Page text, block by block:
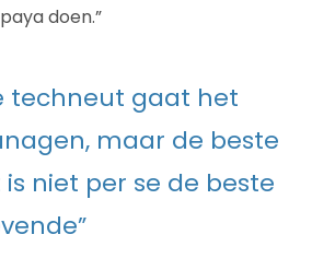
doen.”
techneut gaat het
maar de beste
niet per se de beste